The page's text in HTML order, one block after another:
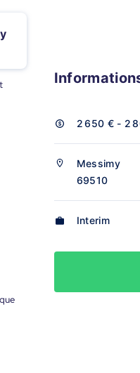
2 650 € - 2
Messimy
69510
Interim